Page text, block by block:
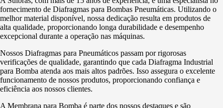
fornecimento de Diafragmas para Bombas Pneumáticas. Utilizando o
melhor material disponível, nossa dedicação resulta em produtos de
alta qualidade, proporcionando longa durabilidade e desempenho
excepcional durante a operação nas máquinas.
Nossos Diafragmas para Pneumáticos passam por rigorosas
verificações de qualidade, garantindo que cada Diafragma Industrial
para Bomba atenda aos mais altos padrões. Isso assegura o excelente
funcionamento de nossos produtos, proporcionando confiança e
eficiência aos nossos clientes.
A Membrana para Bomba é parte dos nossos destaques e são